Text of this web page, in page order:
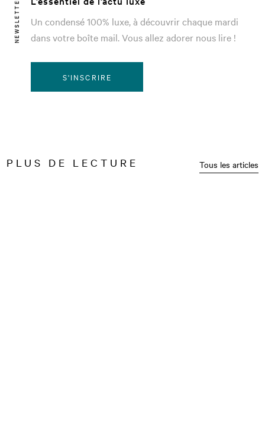
NEWSLETTER
Un condensé 100% luxe, à découvrir chaque mardi
dans votre boîte mail. Vous allez adorer nous lire !
S'INSCRIRE
PLUS DE LECTURE Tous les articles